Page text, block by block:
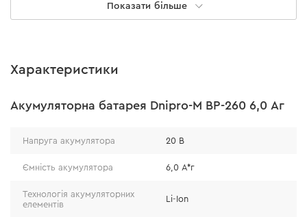
Довжина робочого ходу полотна 22 мм в поєднанні з
значно пришвидшують робочий процес та дозволяють
Показати більше
Характеристики
Акумуляторна батарея Dnipro-M BP-260 6,0 Аг
Напруга акумулятора 20 В
Ємність акумулятора 6,0 А*г
Технологія акумуляторних
елементів
Li-Ion